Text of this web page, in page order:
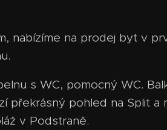
nabízíme na prodej byt v
s WC, pomocný WC.
překrásný pohled na Split a
v Podstraně.